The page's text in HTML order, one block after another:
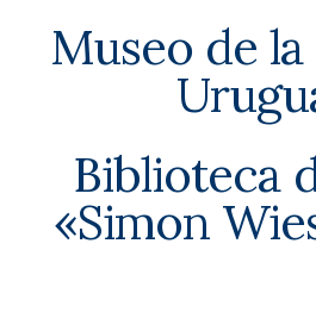
Museo de
Biblioteca
«Simon